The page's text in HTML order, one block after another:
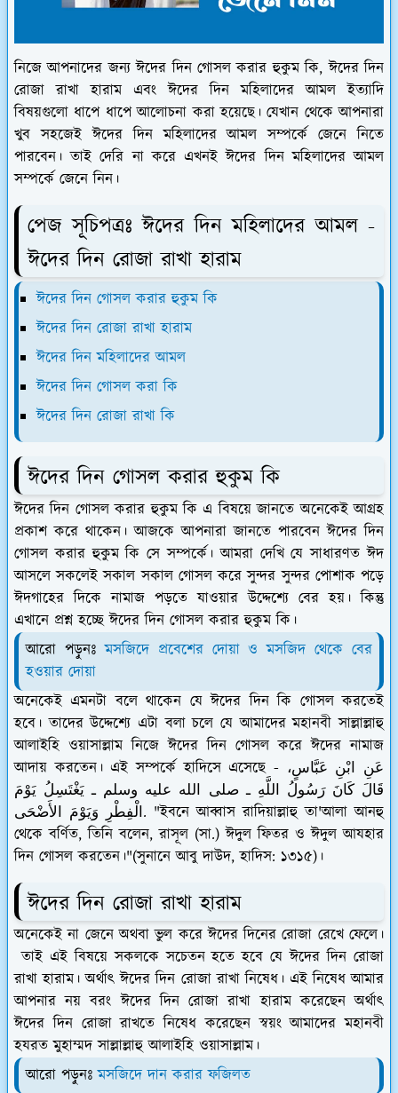
নিজে আপনাদের জন্য ঈদের দিন গোসল করার হুকুম কি, ঈদের দিন
রোজা রাখা হারাম এবং ঈদের দিন মহিলাদের আমল ইত্যাদি
বিষয়গুলো ধাপে ধাপে আলোচনা করা হয়েছে। যেখান থেকে আপনারা
খুব সহজেই ঈদের দিন মহিলাদের আমল সম্পর্কে জেনে নিতে
পারবেন। তাই দেরি না করে এখনই ঈদের দিন মহিলাদের আমল
সম্পর্কে জেনে নিন।
পেজ সূচিপত্রঃ ঈদের দিন মহিলাদের আমল -
ঈদের দিন রোজা রাখা হারাম
ঈদের দিন গোসল করার হুকুম কি
ঈদের দিন রোজা রাখা হারাম
ঈদের দিন মহিলাদের আমল
ঈদের দিন গোসল করা কি
ঈদের দিন রোজা রাখা কি
ঈদের দিন গোসল করার হুকুম কি
ঈদের দিন গোসল করার হুকুম কি এ বিষয়ে জানতে অনেকেই আগ্রহ
প্রকাশ করে থাকেন। আজকে আপনারা জানতে পারবেন ঈদের দিন
গোসল করার হুকুম কি সে সম্পর্কে। আমরা দেখি যে সাধারণত ঈদ
আসলে সকলেই সকাল সকাল গোসল করে সুন্দর সুন্দর পোশাক পড়ে
ঈদগাহের দিকে নামাজ পড়তে যাওয়ার উদ্দেশ্যে বের হয়। কিন্তু
এখানে প্রশ্ন হচ্ছে ঈদের দিন গোসল করার হুকুম কি।
আরো পড়ুনঃমসজিদে প্রবেশের দোয়া ও মসজিদ থেকে বের
হওয়ার দোয়া
অনেকেই এমনটা বলে থাকেন যে ঈদের দিন কি গোসল করতেই
হবে। তাদের উদ্দেশ্যে এটা বলা চলে যে আমাদের মহানবী সাল্লাল্লাহু
আলাইহি ওয়াসাল্লাম নিজে ঈদের দিন গোসল করে ঈদের নামাজ
আদায় করতেন। এই সম্পর্কে হাদিসে এসেছে - عَنِ ابْنِ عَبَّاسٍ،
قَالَ كَانَ رَسُولُ اللَّهِ ـ صلى الله عليه وسلم ـ يَغْتَسِلُ يَوْمَ
الْفِطْرِ وَيَوْمَ الأَضْحَى. "ইবনে আব্বাস রাদিয়াল্লাহু তা'আলা আনহু
থেকে বর্ণিত, তিনি বলেন, রাসূল (সা.) ঈদুল ফিতর ও ঈদুল আযহার
দিন গোসল করতেন।"(সুনানে আবু দাউদ, হাদিস: ১৩১৫)।
ঈদের দিন রোজা রাখা হারাম
অনেকেই না জেনে অথবা ভুল করে ঈদের দিনের রোজা রেখে ফেলে।
তাই এই বিষয়ে সকলকে সচেতন হতে হবে যে ঈদের দিন রোজা
রাখা হারাম। অর্থাৎ ঈদের দিন রোজা রাখা নিষেধ। এই নিষেধ আমার
আপনার নয় বরং ঈদের দিন রোজা রাখা হারাম করেছেন অর্থাৎ
ঈদের দিন রোজা রাখতে নিষেধ করেছেন স্বয়ং আমাদের মহানবী
হযরত মুহাম্মদ সাল্লাল্লাহু আলাইহি ওয়াসাল্লাম।
আরো পড়ুনঃমসজিদে দান করার ফজিলত